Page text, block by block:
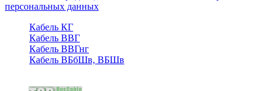
персональных данных
Кабель КГ
Кабель ВВГ
Кабель ВВГнг
Кабель ВБбШв, ВБШв